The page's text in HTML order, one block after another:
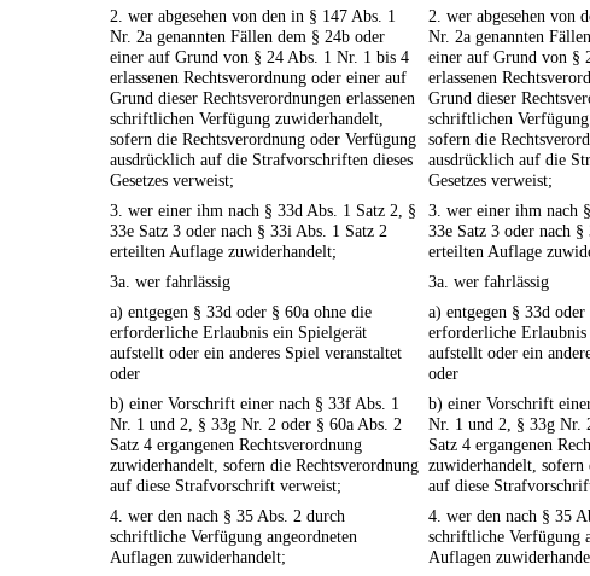
2. wer abgesehen von den in § 147 Abs. 1
Nr. 2a genannten Fällen dem § 24b oder
einer auf Grund von § 24 Abs. 1 Nr. 1 bis 4
erlassenen Rechtsverordnung oder einer auf
Grund dieser Rechtsverordnungen erlassenen
schriftlichen Verfügung zuwiderhandelt,
sofern die Rechtsverordnung oder Verfügung
ausdrücklich auf die Strafvorschriften dieses
Gesetzes verweist;
2. wer abgesehen von
Nr. 2a genannten
einer auf Grund von §
erlassenen
Grund dieser
schriftlichen
sofern die
ausdrücklich auf die
Gesetzes verweist;
3. wer einer ihm nach § 33d Abs. 1 Satz 2, §
33e Satz 3 oder nach § 33i Abs. 1 Satz 2
erteilten Auflage zuwiderhandelt;
3. wer einer ihm nach
33e Satz 3 oder nach
erteilten Auflage
3a. wer fahrlässig
3a. wer fahrlässig
a) entgegen § 33d oder § 60a ohne die
erforderliche Erlaubnis ein Spielgerät
aufstellt oder ein anderes Spiel veranstaltet
oder
a) entgegen § 33d
erforderliche
aufstellt oder ein
oder
b) einer Vorschrift einer nach § 33f Abs. 1
Nr. 1 und 2, § 33g Nr. 2 oder § 60a Abs. 2
Satz 4 ergangenen Rechtsverordnung
zuwiderhandelt, sofern die Rechtsverordnung
auf diese Strafvorschrift verweist;
b) einer Vorschrift
Nr. 1 und 2, § 33g Nr.
Satz 4 ergangenen
zuwiderhandelt, sofern
auf diese
4. wer den nach § 35 Abs. 2 durch
schriftliche Verfügung angeordneten
Auflagen zuwiderhandelt;
4. wer den nach § 35
schriftliche Verfügung
Auflagen